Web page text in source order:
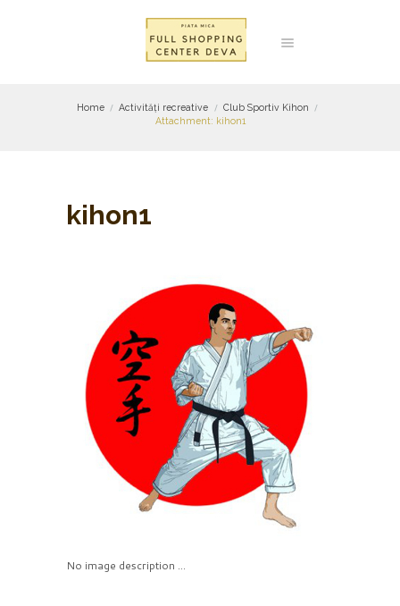
Home Activități recreative
Club Sportiv Kihon
Attachment: kihon1
kihon1
No image description ...